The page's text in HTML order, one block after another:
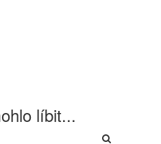
líbit...